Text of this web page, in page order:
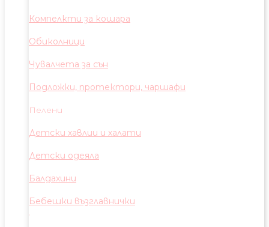
Компелкти за кошара
Обиколници
Чувалчета за сън
Подложки, протектори, чаршафи
Пелени
Детски хавлии и халати
Детски одеяла
Балдахини
Бебешки възглавнички